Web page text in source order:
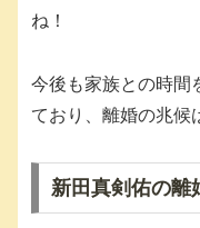
ね！
今後も家族との時間
ており、離婚の兆候
新田真剣佑の離